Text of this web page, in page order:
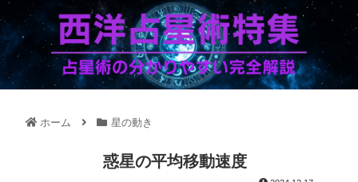
ホーム 星の動き
惑星の平均移動速度